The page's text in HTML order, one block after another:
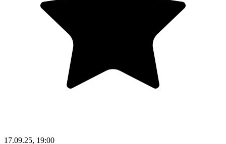
17.09.25, 19:00